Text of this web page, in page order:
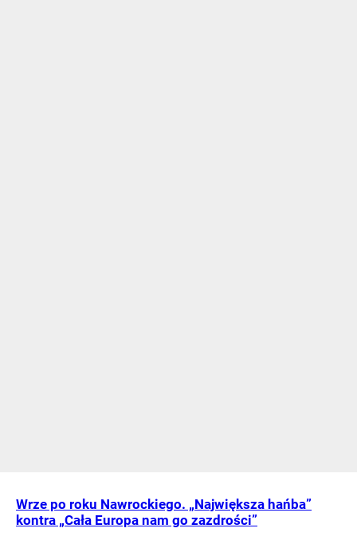
Wrze po roku Nawrockiego. „Największa hańba”
kontra „Cała Europa nam go zazdrości”